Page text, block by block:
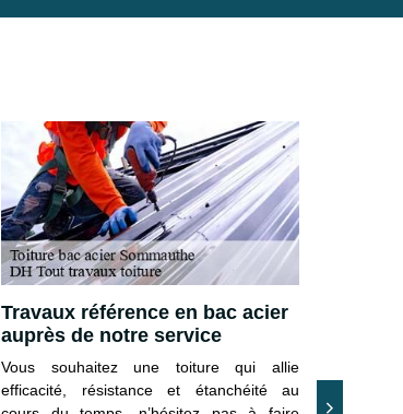
Travaux référence en bac acier
auprès de notre service
Vous souhaitez une toiture qui allie
efficacité, résistance et étanchéité au